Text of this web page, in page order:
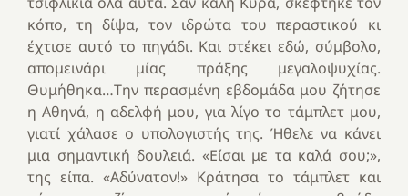
κόπο, τη δίψα, τον ιδρώτα του περαστικού κι
έχτισε αυτό το πηγάδι. Και στέκει εδώ, σύμβολο,
απομεινάρι μίας πράξης μεγαλοψυχίας.
Θυμήθηκα…Την περασμένη εβδομάδα μου ζήτησε
η Αθηνά, η αδελφή μου, για λίγο το τάμπλετ μου,
γιατί χάλασε ο υπολογιστής της. Ήθελε να κάνει
μια σημαντική δουλειά. «Είσαι με τα καλά σου;»,
της είπα. «Αδύνατον!» Κράτησα το τάμπλετ και